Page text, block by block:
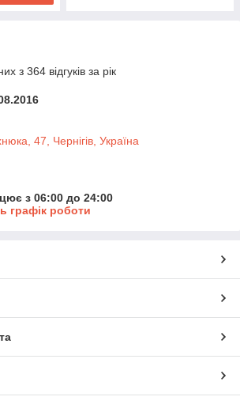
з 364 відгуків за рік
47, Чернігів, Україна
з 06:00 до 24:00
графік роботи